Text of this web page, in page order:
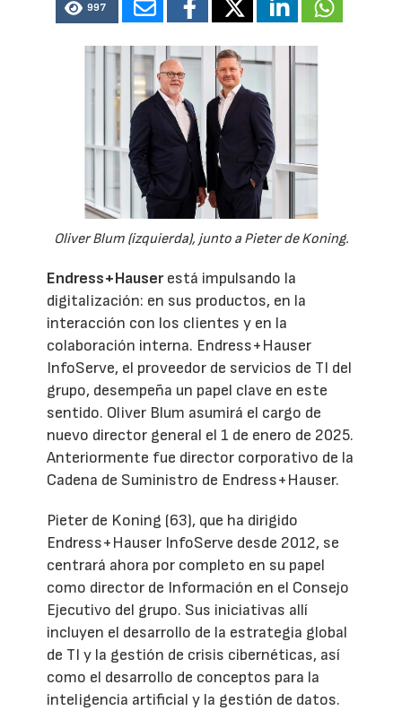
997
Oliver Blum (izquierda), junto a Pieter de Koning.
Endress+Hauserestá impulsando la
digitalización: en sus productos, en la
interacción con los clientes y en la
colaboración interna. Endress+Hauser
InfoServe, el proveedor de servicios de TI del
grupo, desempeña un papel clave en este
sentido. Oliver Blum asumirá el cargo de
nuevo director general el 1 de enero de 2025.
Anteriormente fue director corporativo de la
Cadena de Suministro de Endress+Hauser.
Pieter de Koning (63), que ha dirigido
Endress+Hauser InfoServe desde 2012, se
centrará ahora por completo en su papel
como director de Información en el Consejo
Ejecutivo del grupo. Sus iniciativas allí
incluyen el desarrollo de la estrategia global
de TI y la gestión de crisis cibernéticas, así
como el desarrollo de conceptos para la
inteligencia artificial y la gestión de datos.